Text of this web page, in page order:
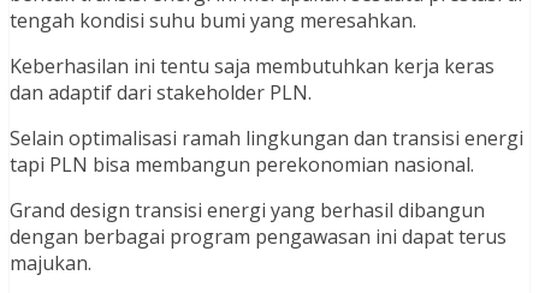
tengah kondisi suhu bumi yang meresahkan.
Keberhasilan ini tentu saja membutuhkan kerja keras
dan adaptif dari stakeholder PLN.
Selain optimalisasi ramah lingkungan dan transisi energi
tapi PLN bisa membangun perekonomian nasional.
Grand design transisi energi yang berhasil dibangun
dengan berbagai program pengawasan ini dapat terus
majukan.